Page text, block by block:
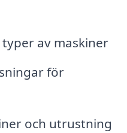
av maskiner
för
och utrustning